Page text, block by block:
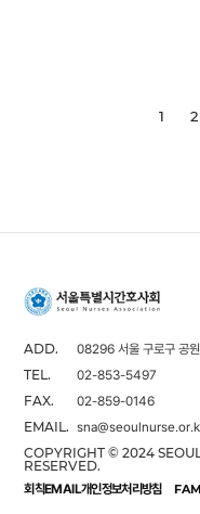
1 2
ADD. 08296 서울 구로구 공
TEL. 02-853-5497
FAX. 02-859-0146
EMAIL.
COPYRIGHT © 2024
RESERVED.
회칙EMAIL개인정보처리방침